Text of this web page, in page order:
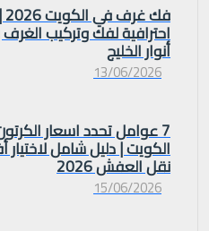
احترافية لفك وتركيب
أنوار الخليج
13/06/2026
7 عوامل تحدد اسعار
الكويت | دليل شامل
نقل العفش 2026
15/06/2026